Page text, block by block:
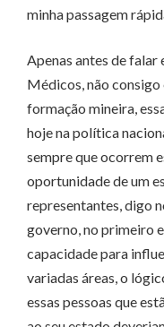
minha passagem
Apenas antes de
Médicos, não
formação mineira,
hoje na política
sempre que ocorrem
oportunidade de um
representantes, digo
governo, no primeiro
capacidade para
variadas áreas, o
essas pessoas que